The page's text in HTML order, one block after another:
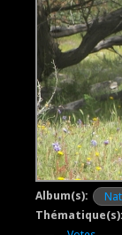
Album(s):
Thématique(s):